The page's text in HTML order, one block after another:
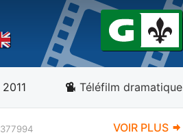
2011 Téléfilm dramatique
377994 VOIR PLUS